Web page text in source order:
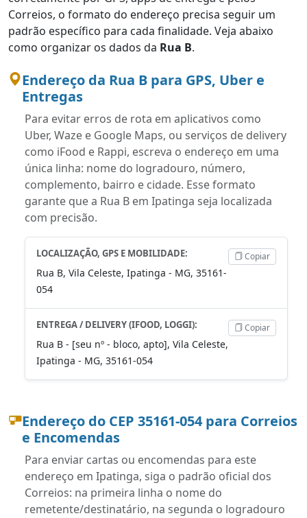
Correios, o formato do endereço precisa seguir um
padrão específico para cada finalidade. Veja abaixo
como organizar os dados da Rua B.
Endereço da Rua B para GPS, Uber e
Entregas
Para evitar erros de rota em aplicativos como
Uber, Waze e Google Maps, ou serviços de delivery
como iFood e Rappi, escreva o endereço em uma
única linha: nome do logradouro, número,
complemento, bairro e cidade. Esse formato
garante que a Rua B em Ipatinga seja localizada
com precisão.
LOCALIZAÇÃO, GPS E MOBILIDADE:
Rua B, Vila Celeste, Ipatinga - MG, 35161-
054
Copiar
ENTREGA / DELIVERY (IFOOD, LOGGI):
Rua B - [seu nº - bloco, apto], Vila Celeste,
Ipatinga - MG, 35161-054
Copiar
Endereço do CEP 35161-054 para Correios
e Encomendas
Para enviar cartas ou encomendas para este
endereço em Ipatinga, siga o padrão oficial dos
Correios: na primeira linha o nome do
remetente/destinatário, na segunda o logradouro